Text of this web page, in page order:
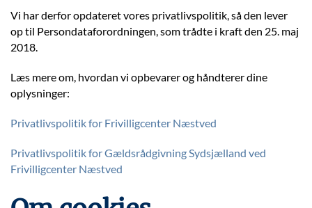
Vi har derfor opdateret vores privatlivspolitik, så den lever
op til Persondataforordningen, som trådte i kraft den 25. maj
2018.
Læs mere om, hvordan vi opbevarer og håndterer dine
oplysninger:
Privatlivspolitik for Frivilligcenter Næstved
Privatlivspolitik for Gældsrådgivning Sydsjælland ved
Frivilligcenter Næstved